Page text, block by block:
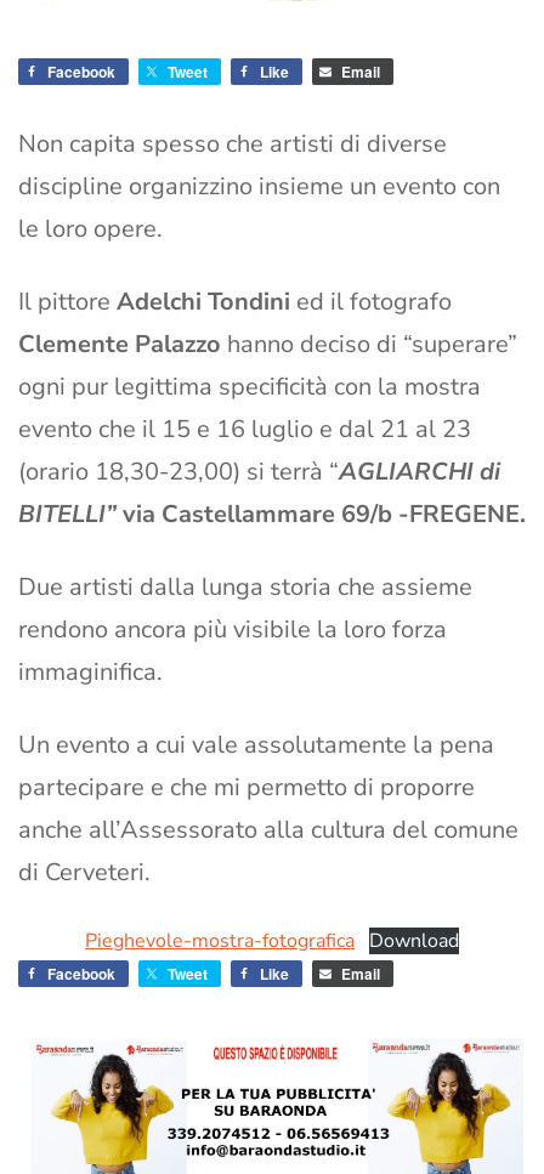
Facebook Tweet Like Email
Non capita spesso che artisti di diverse
discipline organizzino insieme un evento con
le loro opere.
Il pittore Adelchi Tondini ed il fotografo
Clemente Palazzo hanno deciso di “superare”
ogni pur legittima specificità con la mostra
evento che il 15 e 16 luglio e dal 21 al 23
(orario 18,30-23,00) si terrà “AGLIARCHI di
BITELLI”via Castellammare 69/b -FREGENE.
Due artisti dalla lunga storia che assieme
rendono ancora più visibile la loro forza
immaginifica.
Un evento a cui vale assolutamente la pena
partecipare e che mi permetto di proporre
anche all’Assessorato alla cultura del comune
di Cerveteri.
Pieghevole-mostra-fotografica Download
Facebook Tweet Like Email